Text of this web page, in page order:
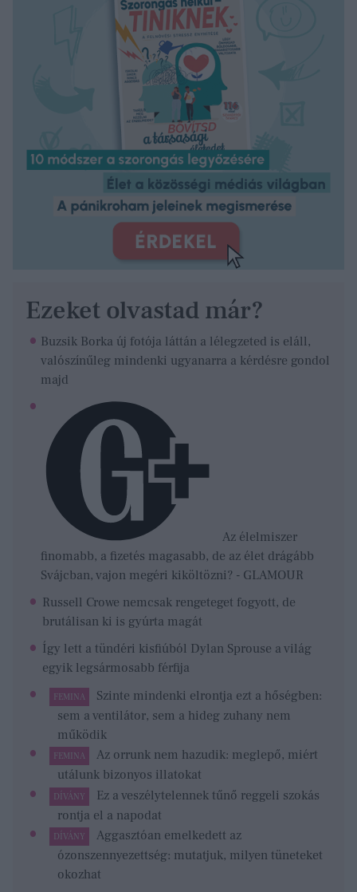
Ezeket olvastad már?
Buzsik Borka új fotója láttán a lélegzeted is eláll,
valószínűleg mindenki ugyanarra a kérdésre gondol
majd
Az élelmiszer
finomabb, a fizetés magasabb, de az élet drágább
Svájcban, vajon megéri kiköltözni? - GLAMOUR
Russell Crowe nemcsak rengeteget fogyott, de
brutálisan ki is gyúrta magát
Így lett a tündéri kisfiúból Dylan Sprouse a világ
egyik legsármosabb férfija
FEMINA
Szinte mindenki elrontja ezt a hőségben:
sem a ventilátor, sem a hideg zuhany nem
működik
FEMINA
Az orrunk nem hazudik: meglepő, miért
utálunk bizonyos illatokat
DÍVÁNY
Ez a veszélytelennek tűnő reggeli szokás
rontja el a napodat
DÍVÁNY
Aggasztóan emelkedett az
ózonszennyezettség: mutatjuk, milyen tüneteket
okozhat